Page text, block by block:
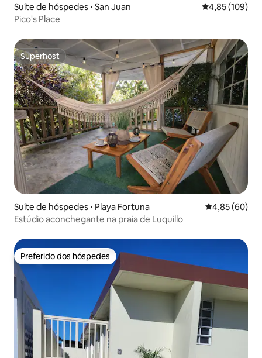
Suíte de hóspedes ⋅ San Juan 4,85 de uma
4,85 (109)
Pico's Place
Superhost
Superhost
Suíte de hóspedes ⋅ Playa Fortuna 4,85 de uma
4,85 (60)
Estúdio aconchegante na praia de Luquillo
Preferido dos hóspedes
Preferido dos hóspedes